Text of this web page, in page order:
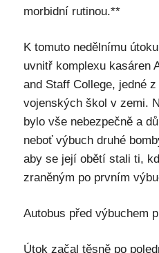
morbidní rutinou.**
K tomuto nedělnímu
uvnitř komplexu kasáren
and Staff College, jedné
vojenských škol v zemi.
bylo vše nebezpečně a
neboť výbuch druhé
aby se její obětí stali ti,
zraněným po prvním
Autobus před výbuchem
Útok začal těsně po